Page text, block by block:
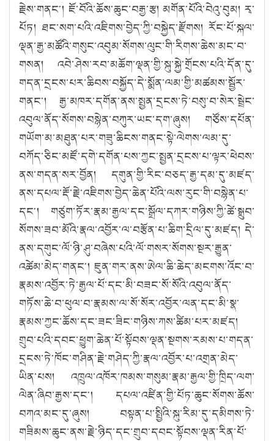
རྗེས་གནང༌། ཇོ་བོའི་ཆོས་ཆུང་བརྒྱ་རྩ། མགོན་པོའི་བེའུ་བུམ། རྭ་
པོཏ། ཐང་སག་པའི་འཇིགས་བྱེད་ཀྱི་བསྐྱེད་རྫོགས། རོང་པོ་སྐལ་
ལྡན་རྒྱ་མཚོའི་གསུང་འབུམ་སོགས་ལུང་གི་རིགས་ཆེས་མང་བ་
གསན། འབེ་ཤེས་རབ་མཆོག་ལྡན་གྱི་སྐུ་སྐྱེ་གྲོངས་པའི་དོན་དུ་
གདན་དྲངས་པར་ཆིབས་བསྐྱོད་དེ་སྨོན་ལམ་གྱི་མཚམས་སྦྱོར་
གནང༌། རྒྱ་མཁར་དགོན་ནས་སྤྱན་དྲངས་ཏེ་བསུ་བ་སེར་སྦྲེང་
འབུལ་ནོད་སོགས་བསྙེན་བཀུར་ཡང་དག་ཞུས། གཙོས་དཔོན་
གཡོག་མ་མཐུན་པར་གཟུ་ཆིངས་གནང་སྟེ་ལེགས་ལམ་དུ་
བཀོད་ཅིང་མཛོ་དགེ་དགོན་པས་ཀྱང་སྤྱན་དྲངས་པ་ལྟར་ཕེབས་
ནས་གདན་སར་བྱོན། དགུན་གྱི་རིང་བཅད་རྒྱ་དམ་དུ་མཛད་
ནས་དཔལ་རྡོ་རྗེ་འཇིགས་བྱེད་ཆེན་པོའི་ལས་རུང་གི་བསྙེན་པ་
དང༌། གཙུག་ཏོར་རྣམ་རྒྱལ་དང་སྒྲོལ་དཀར་གཉིས་ཀྱི་ཚེ་སྒྲུབ་
སོགས་ཟབ་མོའི་རྣལ་འབྱོར་ལ་བརྩོན་པ་ཆིག་དྲིལ་དུ་མཛད། དེ་
ནས་དགུང་ལོ་ཉི་ཤུ་བཞེས་པའི་ལོ་གསར་སོགས་སྔར་རྒྱུན་
འཚེམ་མེད་གནང༌། ཇུན་གར་ནས་ཨེལ་ཆི་ཆེད་མངགས་འོང་བ་
རྣམས་འབྱོར་ཏེ་རྒྱལ་པོ་དང་མི་བཟང་སོ་སོའི་འབུལ་ནོད་
གཏོས་ཆེ་བ་ཕུལ་བ་རྣམས་ལ་སོ་སོར་འབྱོར་ལན་དང་མི་སྣ་
རྣམས་ཀྱང་ཆོས་དང་ཟང་ཟིང་གཉིས་ཀས་ཚིམ་པར་མཛད།
གྲུབ་པའི་དབང་ཕྱུག་ཆེན་པོ་སྟོབས་ལྡན་སྔགས་རམས་པ་གདན་
དྲངས་ཏེ་ཁོང་གཤིན་རྗེ་གཤེད་ཀྱི་རྣལ་འབྱོར་པ་འགྲན་མེད་
ཡིན་པས། འཁྲུལ་འཁོར་ཁམས་གསུམ་རྣམ་རྒྱལ་གྱི་ཁྲིད་ལག་
ལེན་ཞིབ་རྒྱས་དང༌། དཔལ་འཛིན་གྱི་པོཏ་ཆུང་སོགས་ཆོས་
བཀའ་མང་དུ་ཞུས། བསྟན་པ་སྤྱིའི་སྐུ་རིམ་དུ་དམིགས་ཏེ་
གཟིམས་ཆུང་ནས་རྗེ་ཉིད་དང་གྲུབ་དབང་སྟོབས་ལྡན་རིན་པོ་